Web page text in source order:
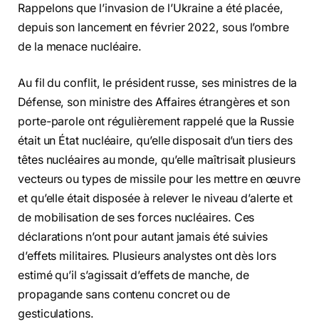
Rappelons que l’invasion de l’Ukraine a été placée,
depuis son lancement en février 2022, sous l’ombre
de la menace nucléaire.
Au fil du conflit, le président russe, ses ministres de la
Défense, son ministre des Affaires étrangères et son
porte-parole ont régulièrement rappelé que la Russie
était un État nucléaire, qu’elle disposait d’un tiers des
têtes nucléaires au monde, qu’elle maîtrisait plusieurs
vecteurs ou types de missile pour les mettre en œuvre
et qu’elle était disposée à relever le niveau d’alerte et
de mobilisation de ses forces nucléaires. Ces
déclarations n’ont pour autant jamais été suivies
d’effets militaires. Plusieurs analystes ont dès lors
estimé qu’il s’agissait d’effets de manche, de
propagande sans contenu concret ou de
gesticulations.